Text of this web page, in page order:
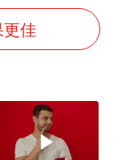
成黑猫
离队
出180颗铁钉
剧
佳